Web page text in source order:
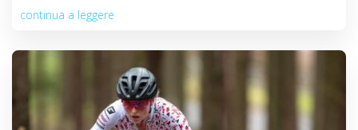
continua a leggere